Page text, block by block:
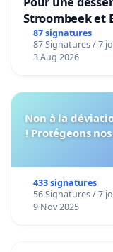
Stroombeek et
bediening van
Voor
87 signatures
87 Signatures / 7
3 Aug 2026
Non à la
! Protégeons
433 signatures
56 Signatures / 7
9 Nov 2025